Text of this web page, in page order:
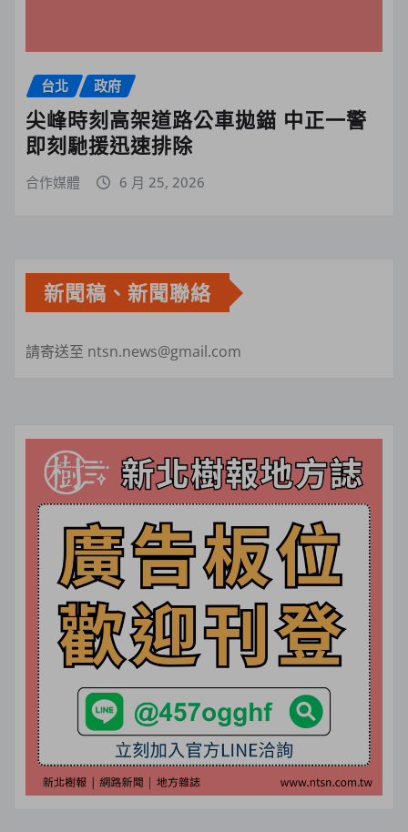
台北 政府
尖峰時刻高架道路公車拋錨 中正一警
即刻馳援迅速排除
合作媒體 6 月 25, 2026
新聞稿、新聞聯絡
請寄送至 ntsn.news@gmail.com